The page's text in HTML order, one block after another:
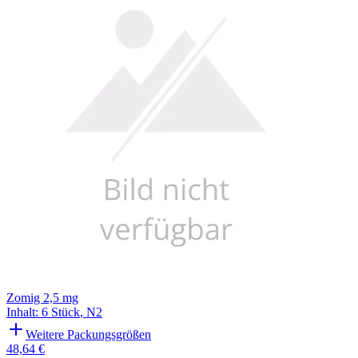
Zomig 2,5 mg
Inhalt: 6 Stück, N2
Weitere Packungsgrößen
48,64 €